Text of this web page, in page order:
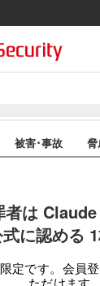
被害･事故 脅
者は
に認める
定です。会員
ただけます。